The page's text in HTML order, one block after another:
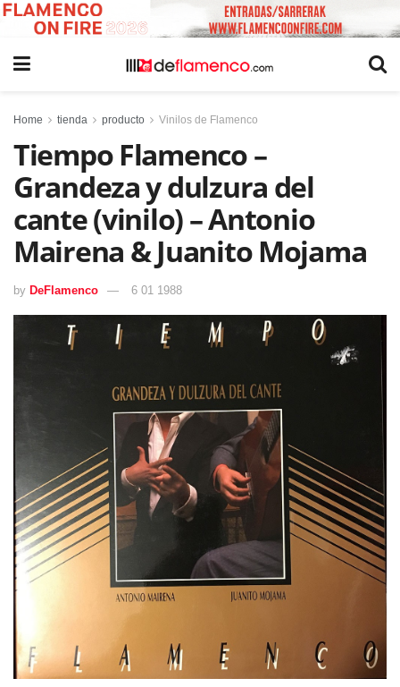
Home tienda producto Vinilos de Flamenco
Tiempo Flamenco –
Grandeza y dulzura del
cante (vinilo) – Antonio
Mairena & Juanito Mojama
by DeFlamenco 6 01 1988